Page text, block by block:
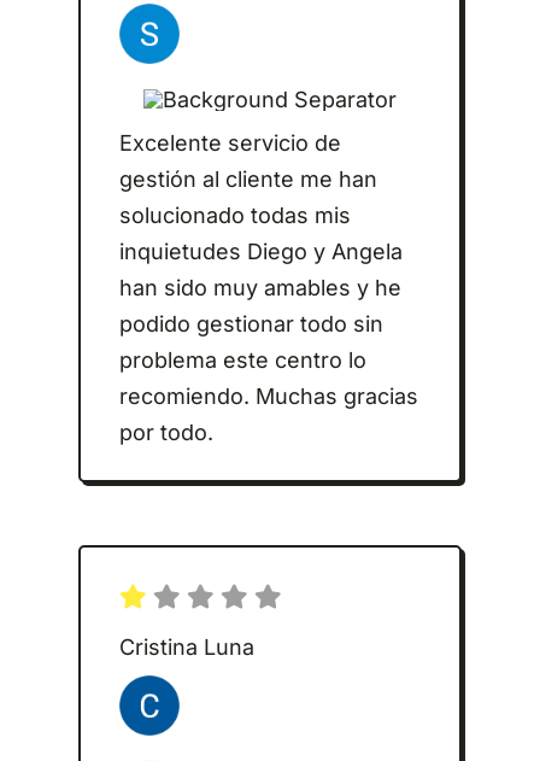
Excelente servicio de
gestión al cliente me han
solucionado todas mis
inquietudes Diego y Angela
han sido muy amables y he
podido gestionar todo sin
problema este centro lo
recomiendo. Muchas gracias
por todo.
Cristina Luna